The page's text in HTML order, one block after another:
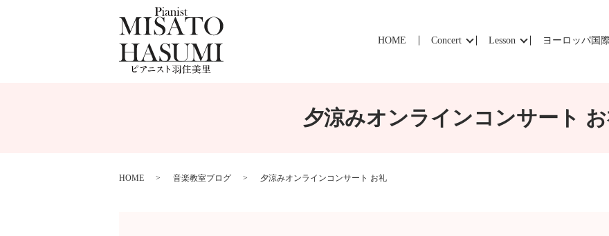
HOME Concert Lesson ヨーロッパ国
夕涼みオンラインコンサート
HOME 音楽教室ブログ 夕涼みオンラインコンサート お礼